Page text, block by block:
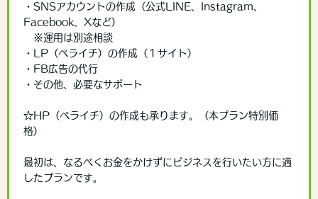
・SNSアカウントの作成（公式LINE、Instagram、
Facebook、Xなど）
※運用は別途相談
・LP（ペライチ）の作成（１サイト）
・FB広告の代行
・その他、必要なサポート
☆HP（ペライチ）の作成も承ります。（本プラン特別価
格）
最初は、なるべくお金をかけずにビジネスを行いたい方に適
したプランです。